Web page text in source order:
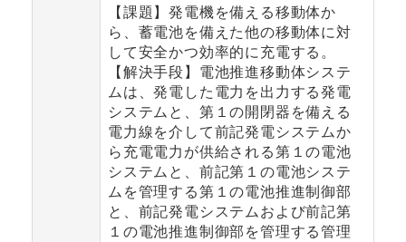
【課題】発電機を備える移動体か
ら、蓄電池を備えた他の移動体に対
して安全かつ効率的に充電する。
【解決手段】電池推進移動体システ
ムは、発電した電力を出力する発電
システムと、第１の開閉器を備える
電力線を介して前記発電システムか
ら充電電力が供給される第１の電池
システムと、前記第１の電池システ
ムを管理する第１の電池推進制御部
と、前記発電システムおよび前記第
１の電池推進制御部を管理する管理